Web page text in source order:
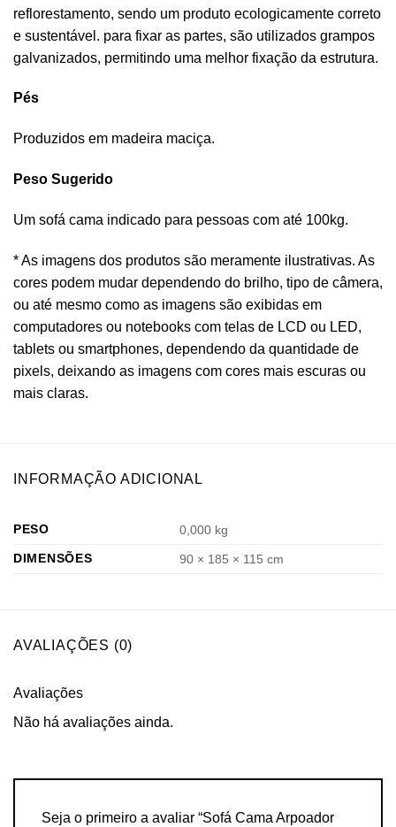
reflorestamento, sendo um produto ecologicamente correto
e sustentável. para fixar as partes, são utilizados grampos
galvanizados, permitindo uma melhor fixação da estrutura.
Pés
Produzidos em madeira maciça.
Peso Sugerido
Um sofá cama indicado para pessoas com até 100kg.
* As imagens dos produtos são meramente ilustrativas. As
cores podem mudar dependendo do brilho, tipo de câmera,
ou até mesmo como as imagens são exibidas em
computadores ou notebooks com telas de LCD ou LED,
tablets ou smartphones, dependendo da quantidade de
pixels, deixando as imagens com cores mais escuras ou
mais claras.
INFORMAÇÃO ADICIONAL
PESO
0,000 kg
DIMENSÕES
90 × 185 × 115 cm
AVALIAÇÕES (0)
Avaliações
Não há avaliações ainda.
Seja o primeiro a avaliar “Sofá Cama Arpoador